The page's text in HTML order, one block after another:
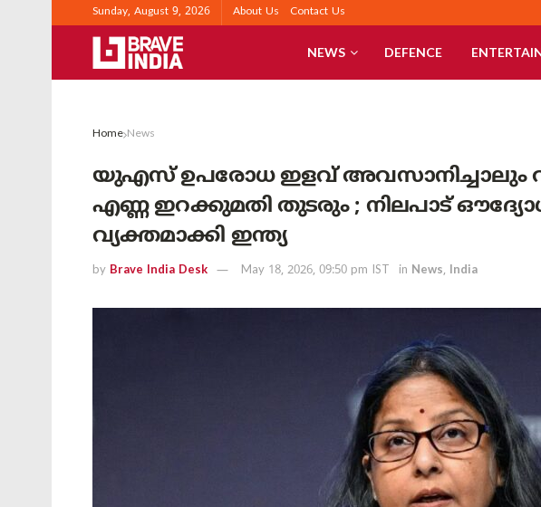
Sunday, August 9, 2026 About Us Contact Us
NEWS DEFENCE
Home News
യുഎസ് ഉപരോധ ഇളവ് അവസാനിച്ചാലും
എണ്ണ ഇറക്കുമതി തുടരും ; നിലപാട്
വ്യക്തമാക്കി ഇന്ത്യ
by Brave India Desk May 18, 2026, 09:50 pm IST in News, India